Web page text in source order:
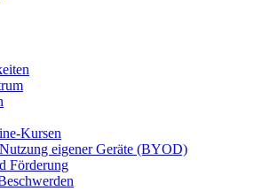
Kursen
eigener Geräte (BYOD)
Förderung